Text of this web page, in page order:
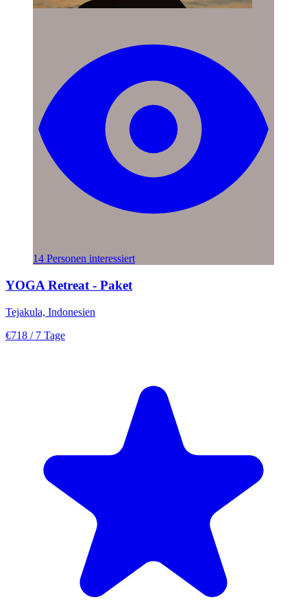
14 Personen interessiert
YOGA Retreat - Paket
Tejakula, Indonesien
€718 / 7 Tage